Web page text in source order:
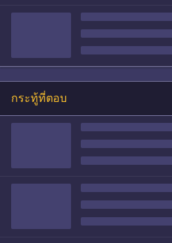
กระทู้ที่ตอบ